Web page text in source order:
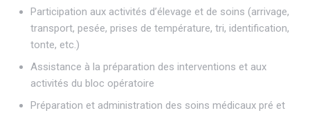
Participation aux activités d’élevage et de soins (arrivage,
transport, pesée, prises de température, tri, identification,
tonte, etc.)
Assistance à la préparation des interventions et aux
activités du bloc opératoire
Préparation et administration des soins médicaux pré et